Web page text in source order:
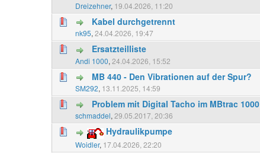
Dreizehner, 19.04.2026, 11:20
Kabel durchgetrennt
nk95, 24.04.2026, 19:47
Ersatzteilliste
Andi 1000, 24.04.2026, 15:52
MB 440 - Den Vibrationen auf der Spur?
SM292, 13.11.2025, 14:59
Problem mit Digital Tacho im MBtrac 1000
schmaddel, 29.05.2017, 20:36
Hydraulikpumpe
Woidler, 17.04.2026, 22:20